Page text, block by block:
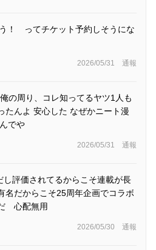
！ ってチケット予約しそうにな
2026/05/31 通報
の周り、コレ知ってるヤツ1人も
たんよ 安心した なぜかニート漫
でや
2026/05/31 通報
評価されてるからこそ連載が長
だからこそ25周年企画でコラボ
心配無用
2026/05/30 通報